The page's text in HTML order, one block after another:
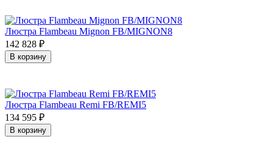
Люстра Flambeau Mignon FB/MIGNON8
142 828 ₽
В корзину
Люстра Flambeau Remi FB/REMI5
134 595 ₽
В корзину